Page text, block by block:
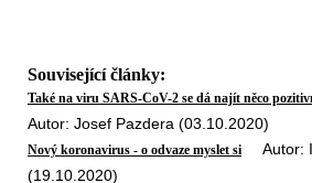
Související články:
Také na viru SARS-CoV-2 se dá najít něco
Autor: Josef Pazdera (03.10.2020)
Nový koronavirus - o odvaze myslet si Autor:
(19.10.2020)